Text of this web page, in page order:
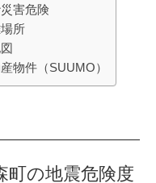
害危険
所
物件（SUUMO）
町の地震危険度